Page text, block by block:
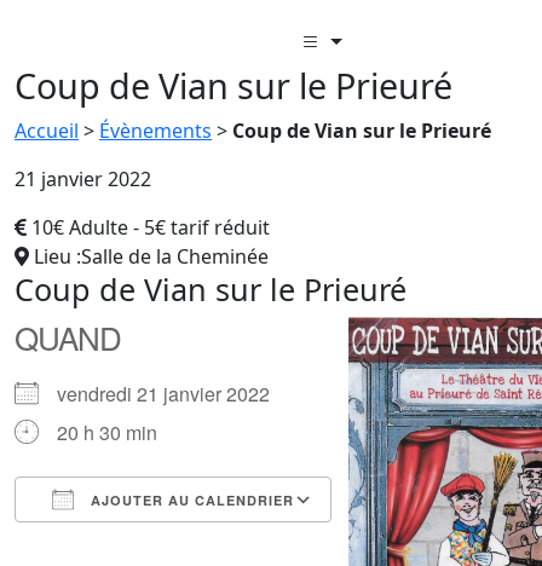
Coup de Vian sur le Prieuré
Accueil > Évènements > Coup de Vian sur le Prieuré
21 janvier 2022
10€ Adulte - 5€ tarif réduit
Lieu :Salle de la Cheminée
Coup de Vian sur le Prieuré
QUAND
vendredi 21 janvier 2022
20 h 30 min
AJOUTER AU CALENDRIER
Outlook Live